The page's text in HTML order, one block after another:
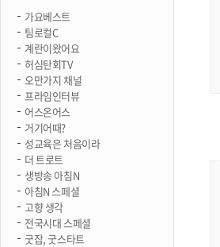
가요베스트
팀로컬C
계란이왔어요
허심탄회TV
오만가지 채널
프라임인터뷰
어스온어스
거기어때?
성교육은 처음이라
더 트로트
생방송 아침N
아침N 스페셜
고향 생각
전국시대 스페셜
굿잡, 굿스타트